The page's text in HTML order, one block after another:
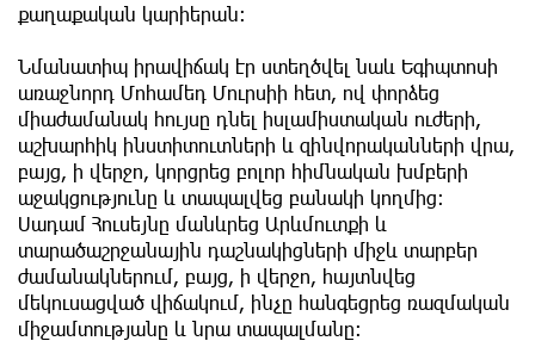
քաղաքական կարիերան։
Նմանատիպ իրավիճակ էր ստեղծվել նաև Եգիպտոսի
առաջնորդ Մոհամեդ Մուրսիի հետ, ով փորձեց
միաժամանակ հույսը դնել իսլամիստական ուժերի,
աշխարհիկ ինստիտուտների և զինվորականների վրա,
բայց, ի վերջո, կորցրեց բոլոր հիմնական խմբերի
աջակցությունը և տապալվեց բանակի կողմից։
Սադամ Հուսեյնը մանևրեց Արևմուտքի և
տարածաշրջանային դաշնակիցների միջև տարբեր
ժամանակներում, բայց, ի վերջո, հայտնվեց
մեկուսացված վիճակում, ինչը հանգեցրեց ռազմական
միջամտությանը և նրա տապալմանը։